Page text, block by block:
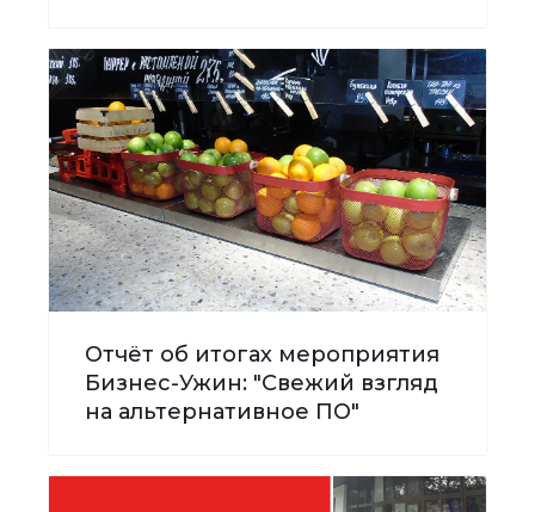
Отчёт об итогах мероприятия
Бизнес-Ужин: "Свежий взгляд
на альтернативное ПО"